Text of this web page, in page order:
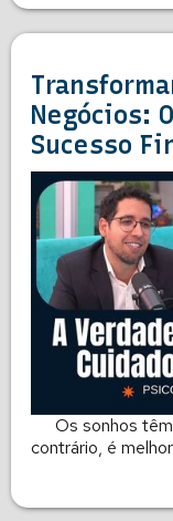
Negócios:
Sucesso
Os sonhos
contrário, é